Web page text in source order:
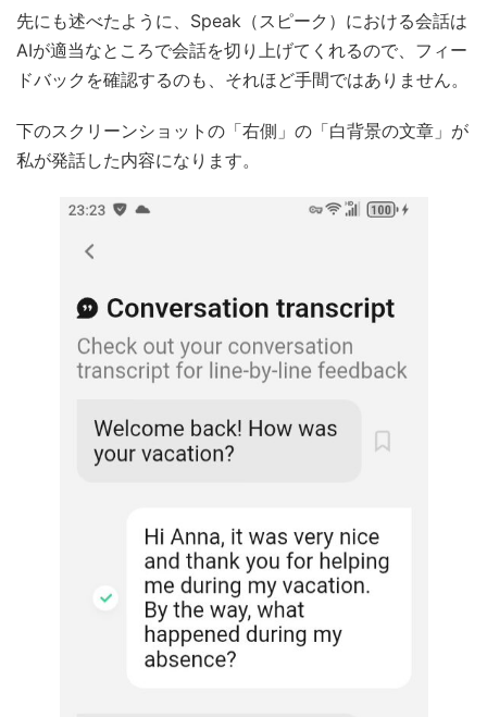
先にも述べたように、Speak（スピーク）における会話は
AIが適当なところで会話を切り上げてくれるので、フィー
ドバックを確認するのも、それほど手間ではありません。
下のスクリーンショットの「右側」の「白背景の文章」が
私が発話した内容になります。